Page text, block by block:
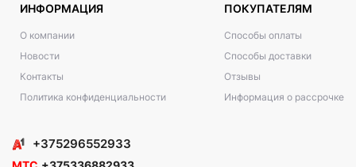
ИНФОРМАЦИЯ
О компании
Новости
Контакты
Политика конфиденциальности
ПОКУПАТЕЛЯМ
Способы оплаты
Способы доставки
Отзывы
Информация о рассрочке
+375296552933